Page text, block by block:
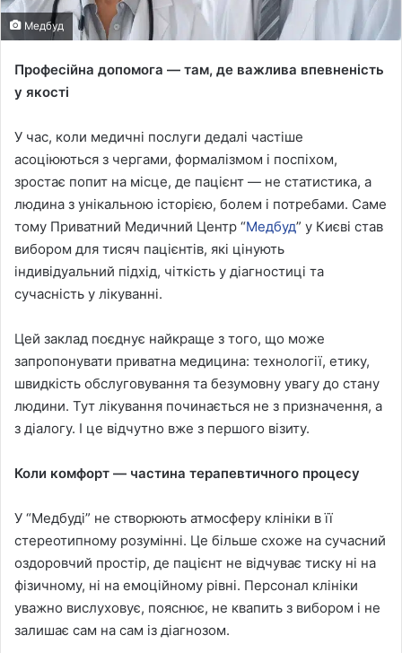
Медбуд
Професійна допомога — там, де важлива впевненість
у якості
У час, коли медичні послуги дедалі частіше
асоціюються з чергами, формалізмом і поспіхом,
зростає попит на місце, де пацієнт — не статистика, а
людина з унікальною історією, болем і потребами. Саме
тому Приватний Медичний Центр “Медбуд” у Києві став
вибором для тисяч пацієнтів, які цінують
індивідуальний підхід, чіткість у діагностиці та
сучасність у лікуванні.
Цей заклад поєднує найкраще з того, що може
запропонувати приватна медицина: технології, етику,
швидкість обслуговування та безумовну увагу до стану
людини. Тут лікування починається не з призначення, а
з діалогу. І це відчутно вже з першого візиту.
Коли комфорт — частина терапевтичного процесу
У “Медбуді” не створюють атмосферу клініки в її
стереотипному розумінні. Це більше схоже на сучасний
оздоровчий простір, де пацієнт не відчуває тиску ні на
фізичному, ні на емоційному рівні. Персонал клініки
уважно вислуховує, пояснює, не квапить з вибором і не
залишає сам на сам із діагнозом.